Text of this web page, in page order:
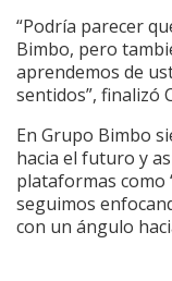
“Podría parecer
Bimbo, pero
aprendemos de
sentidos”, finalizó
En Grupo Bimbo
hacia el futuro y
plataformas como
seguimos
con un ángulo